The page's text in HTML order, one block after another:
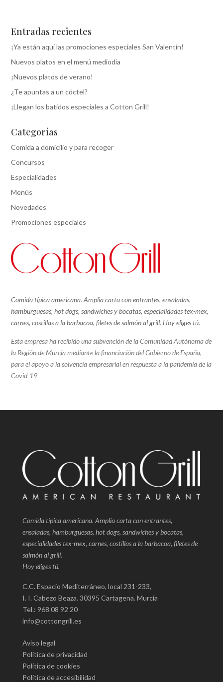
Entradas recientes
¡Ya están aquí las promociones especiales San Valentín!
Nuevos platos en el menú mediodía
¡Nuevos platos de verano!
¿Te apuntas a un cóctel?
¡Llegan los batidos especiales a Cotton Grill!
Categorías
Comida a domicilio y para recoger
Concursos
Especialidades
Menús
Novedades
Promociones especiales
Comida típica americana. Amplia carta con entrantes, ensaladas,
hamburguesas, hot dogs, sandwiches y bocatas, especialidades tex-mex,
carnes, costillas a la barbacoa, filetes de salmón al grill. Hoy eliges tú.
Esta empresa ha recibido una subvención de la Comunidad Autónoma de
la Región de Murcia mediante la financiación del Gobierno de España,
para el apoyo a la solvencia empresarial en respuesta a la pandemia de la
Covid-19
Comida típica americana. Amplia carta con entrantes,
ensaladas, hamburguesas, hot dogs, sandwiches y bocatas,
especialidades tex-mex, carnes, costillas a la barbacoa, filetes de
salmón al grill.
Hoy eliges tú.
C.C. Espacio Mediterráneo, local 231-233,
I. I. Cabezo Beaza. 30395 Cartagena. Murcia
Tel.: 968 08 92 20
info@cottongrill.es
Aviso legal
Política de privacidad
Política de cookies
Política de accesibilidad